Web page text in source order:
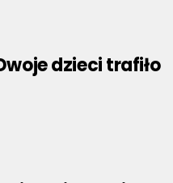
dzieci trafiło